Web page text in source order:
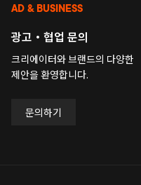
AD & BUSINESS
광고・협업 문의
크리에이터와 브랜드의 다양한
제안을 환영합니다.
문의하기